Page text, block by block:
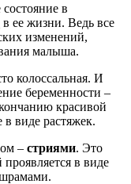
в
ее жизни. Ведь все
изменений,
малыша.
колоссальная. И
беременности –
красивой
виде растяжек.
– стриями. Это
в виде